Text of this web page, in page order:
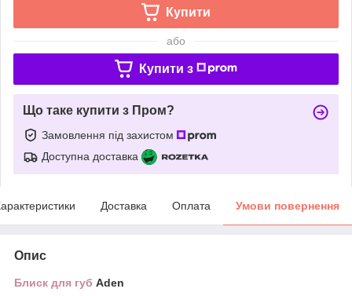
Купити
або
Купити з
Що таке купити з Пром?
Замовлення під захистом
Доступна доставка
Доставка Оплата Умови повернення
Опис
Блиск для губ Aden